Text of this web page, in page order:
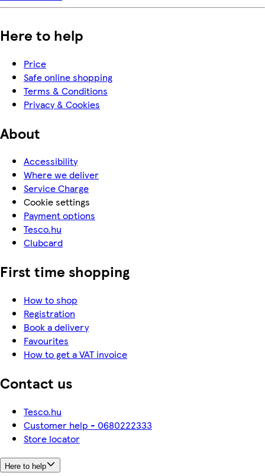
Here to help
Price
Safe online shopping
Terms & Conditions
Privacy & Cookies
About
Accessibility
Where we deliver
Service Charge
Cookie settings
Payment options
Tesco.hu
Clubcard
First time shopping
How to shop
Registration
Book a delivery
Favourites
How to get a VAT invoice
Contact us
Tesco.hu
Customer help - 0680222333
Store locator
Here to help